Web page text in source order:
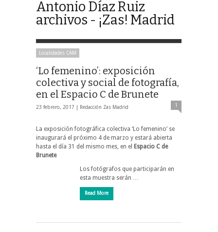
Antonio Díaz Ruiz
archivos - ¡Zas! Madrid
Localidades CAM
‘Lo femenino’: exposición
colectiva y social de fotografía,
en el Espacio C de Brunete
23 febrero, 2017 | Redacción Zas Madrid 1
La exposición fotográfica colectiva ‘Lo femenino’ se
inaugurará el próximo 4 de marzo y estará abierta
hasta el día 31 del mismo mes, en el Espacio C de
Brunete
Los fotógrafos que participarán en
esta muestra serán …
Read More